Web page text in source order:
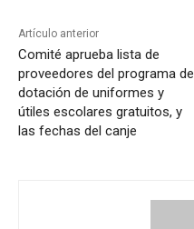
Artículo anterior
Comité aprueba lista de
proveedores del programa de
dotación de uniformes y
útiles escolares gratuitos, y
las fechas del canje